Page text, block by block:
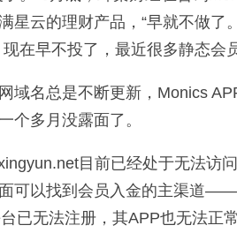
星云的理财产品，“早就不做了
在早不投了，最近很多静态会
域名总是不断更新，Monics
个多月没露面了。
目前已经处于无法访
可以找到会员入金的主渠道
已无法注册，其APP也无法正常